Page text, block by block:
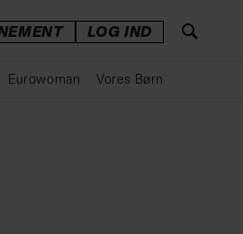
LOG IND
Eurowoman Vores Børn